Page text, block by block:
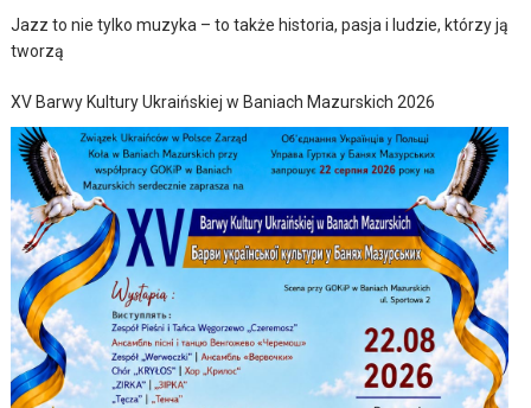
Jazz to nie tylko muzyka – to także historia, pasja i ludzie, którzy ją
tworzą
XV Barwy Kultury Ukraińskiej w Baniach Mazurskich 2026